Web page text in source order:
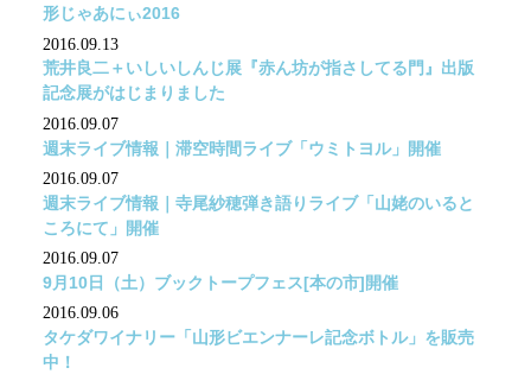
形じゃあにぃ2016
2016.09.13
荒井良二＋いしいしんじ展『赤ん坊が指さしてる門』出版
記念展がはじまりました
2016.09.07
週末ライブ情報｜滞空時間ライブ「ウミトヨル」開催
2016.09.07
週末ライブ情報｜寺尾紗穂弾き語りライブ「山姥のいると
ころにて」開催
2016.09.07
9月10日（土）ブックトープフェス[本の市]開催
2016.09.06
タケダワイナリー「山形ビエンナーレ記念ボトル」を販売
中！